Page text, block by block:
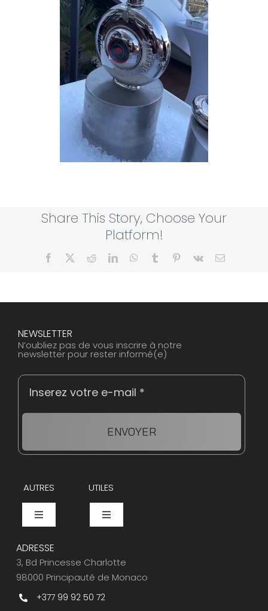
Share This Story, Choose Your
Platform!
Facebook RedditLinkedInWhatsApp
Tumblr Pinterest
Vk Email
NEWSLETTER
N’oubliez pas de vous inscrire à notre
newsletter pour rester informé(e)
ENVOYER
AUTRES
Toggle
Events
Caviar Bar
UTILES
Toggle
Espace Presse
Service Clients
ADRESSE
3, Bd Princesse Charlotte
98000 Principauté de Monaco
+377 99 92 50 72